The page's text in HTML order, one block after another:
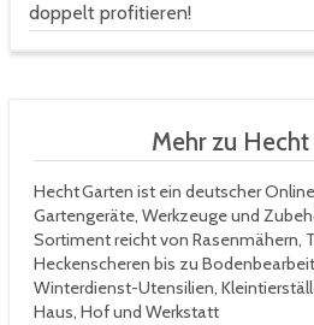
doppelt profitieren!
Mehr zu
Hecht Garten ist ein deutscher
Gartengeräte, Werkzeuge und
Sortiment reicht von Rasenmähern,
Heckenscheren bis zu
Winterdienst-Utensilien,
Haus, Hof und Werkstatt